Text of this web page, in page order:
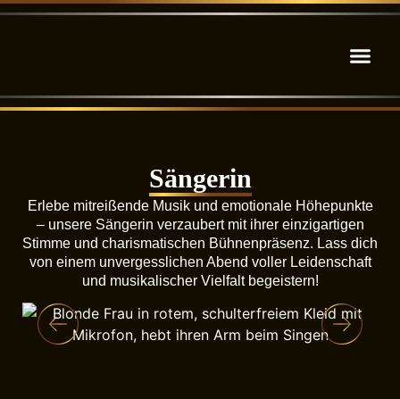
Sängerin
Erlebe mitreißende Musik und emotionale Höhepunkte
– unsere Sängerin verzaubert mit ihrer einzigartigen
Stimme und charismatischen Bühnenpräsenz. Lass dich
von einem unvergesslichen Abend voller Leidenschaft
und musikalischer Vielfalt begeistern!